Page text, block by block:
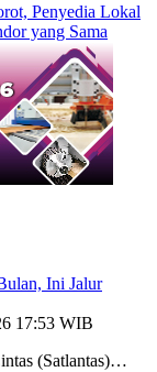
Penyedia Lokal
yang Sama
Ini Jalur
17:53 WIB
(Satlantas)…